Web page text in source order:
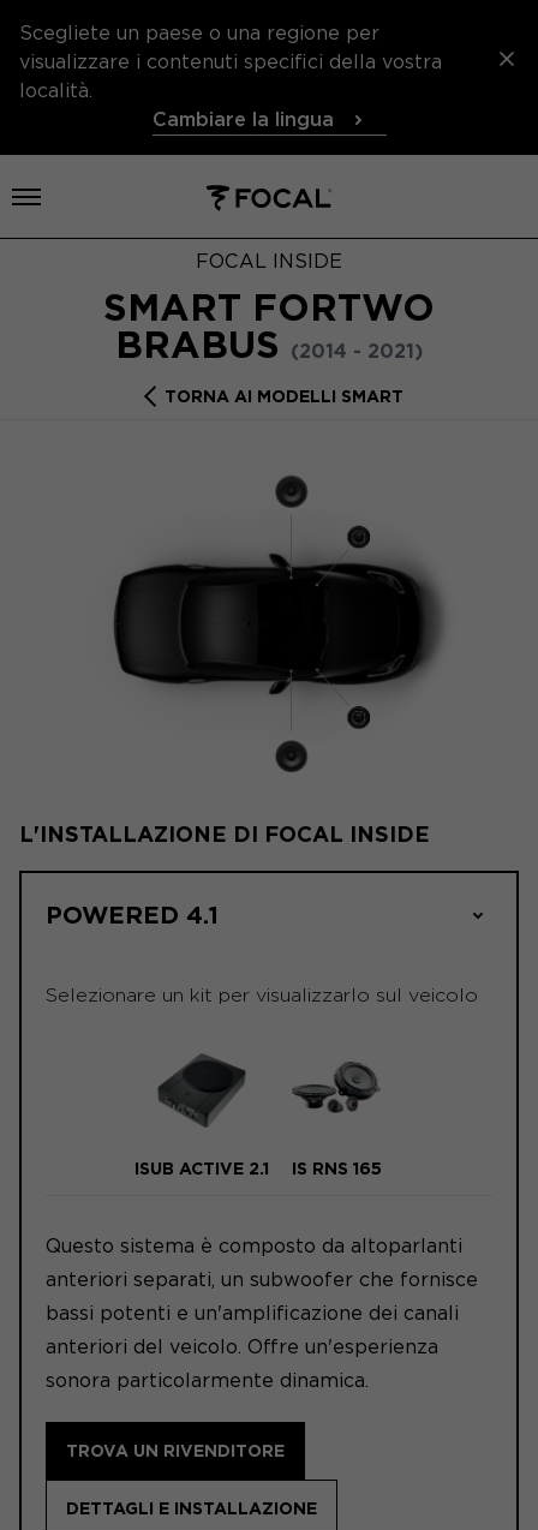
Scegliete un paese o una regione per
visualizzare i contenuti specifici della vostra
località.
Cambiare la lingua
Aprire il menu
FOCAL INSIDE
SMART FORTWO
BRABUS
(2014 - 2021)
TORNA AI MODELLI SMART
L'INSTALLAZIONE DI FOCAL INSIDE
POWERED 4.1
Selezionare un kit per visualizzarlo sul veicolo
ISUB ACTIVE 2.1 IS RNS 165
Questo sistema è composto da altoparlanti
anteriori separati, un subwoofer che fornisce
bassi potenti e un'amplificazione dei canali
anteriori del veicolo. Offre un'esperienza
sonora particolarmente dinamica.
TROVA UN RIVENDITORE
DETTAGLI E INSTALLAZIONE